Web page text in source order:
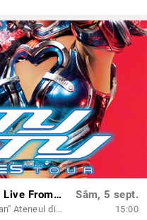
Katy Perry: The Lifetimes Tour - Live From Paris - (regia Paul Dugdale) - PREMIERĂ - AG
Sala Mare de Spectacole ,,Radu Beligan'' Ateneul din Iași
Sâm, 5 sept.
15:00